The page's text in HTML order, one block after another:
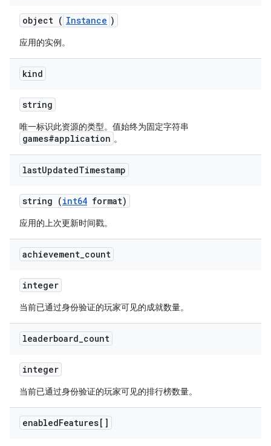
object ( Instance )
应用的实例。
kind
string
唯一标识此资源的类型。值始终为固定字符串
games#application 。
lastUpdatedTimestamp
string (int64 format)
应用的上次更新时间戳。
achievement_count
integer
当前已通过身份验证的玩家可见的成就数量。
leaderboard_count
integer
当前已通过身份验证的玩家可见的排行榜数量。
enabledFeatures[]